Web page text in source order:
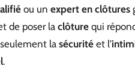
ou un expert en clôtures
de poser laclôture qui
la sécurité et l’
.